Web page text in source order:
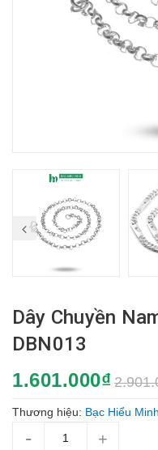
Dây Chuyền
DBN013
1.601.000₫
Thương hiệu: Bạc Hiểu Minh
- +